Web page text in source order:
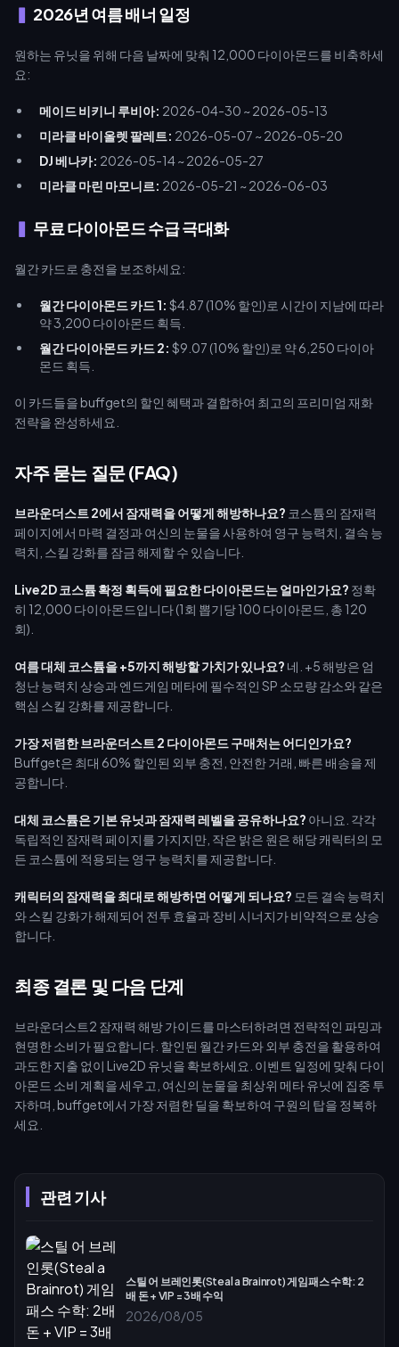
관련 기사
스틸 어 브레인롯(Steal a Brainrot) 게임패스 수학: 2
배 돈 + VIP = 3배 수익
2026/08/05
2026년 여름 배너 일정
원하는 유닛을 위해 다음 날짜에 맞춰 12,000 다이아몬드를 비축하세
요:
메이드 비키니 루비아: 2026-04-30 ~ 2026-05-13
미라클 바이올렛 팔레트: 2026-05-07 ~ 2026-05-20
DJ 베나카: 2026-05-14 ~ 2026-05-27
미라클 마린 마모니르: 2026-05-21 ~ 2026-06-03
무료 다이아몬드 수급 극대화
월간 카드로 충전을 보조하세요:
월간 다이아몬드 카드 1: $4.87 (10% 할인)로 시간이 지남에 따라
약 3,200 다이아몬드 획득.
월간 다이아몬드 카드 2: $9.07 (10% 할인)로 약 6,250 다이아
몬드 획득.
이 카드들을 buffget의 할인 혜택과 결합하여 최고의 프리미엄 재화
전략을 완성하세요.
자주 묻는 질문 (FAQ)
브라운더스트 2에서 잠재력을 어떻게 해방하나요? 코스튬의 잠재력
페이지에서 마력 결정과 여신의 눈물을 사용하여 영구 능력치, 결속 능
력치, 스킬 강화를 잠금 해제할 수 있습니다.
Live2D 코스튬 확정 획득에 필요한 다이아몬드는 얼마인가요? 정확
히 12,000 다이아몬드입니다 (1회 뽑기당 100 다이아몬드, 총 120
회).
여름 대체 코스튬을 +5까지 해방할 가치가 있나요? 네. +5 해방은 엄
청난 능력치 상승과 엔드게임 메타에 필수적인 SP 소모량 감소와 같은
핵심 스킬 강화를 제공합니다.
가장 저렴한 브라운더스트 2 다이아몬드 구매처는 어디인가요?
Buffget은 최대 60% 할인된 외부 충전, 안전한 거래, 빠른 배송을 제
공합니다.
대체 코스튬은 기본 유닛과 잠재력 레벨을 공유하나요? 아니요. 각각
독립적인 잠재력 페이지를 가지지만, 작은 밝은 원은 해당 캐릭터의 모
든 코스튬에 적용되는 영구 능력치를 제공합니다.
캐릭터의 잠재력을 최대로 해방하면 어떻게 되나요? 모든 결속 능력치
와 스킬 강화가 해제되어 전투 효율과 장비 시너지가 비약적으로 상승
합니다.
최종 결론 및 다음 단계
브라운더스트2 잠재력 해방 가이드를 마스터하려면 전략적인 파밍과
현명한 소비가 필요합니다. 할인된 월간 카드와 외부 충전을 활용하여
과도한 지출 없이 Live2D 유닛을 확보하세요. 이벤트 일정에 맞춰 다이
아몬드 소비 계획을 세우고, 여신의 눈물을 최상위 메타 유닛에 집중 투
자하며, buffget에서 가장 저렴한 딜을 확보하여 구원의 탑을 정복하
세요.